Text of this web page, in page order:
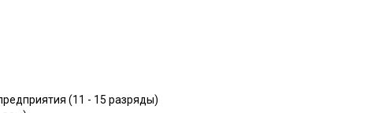
(11 - 15 разряды)